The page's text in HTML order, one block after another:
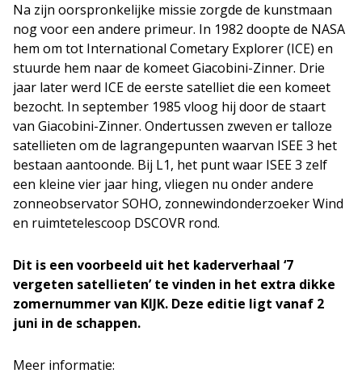
Na zijn oorspronkelijke missie zorgde de kunstmaan
nog voor een andere primeur. In 1982 doopte de NASA
hem om tot International Cometary Explorer (ICE) en
stuurde hem naar de komeet Giacobini-Zinner. Drie
jaar later werd ICE de eerste satelliet die een komeet
bezocht. In september 1985 vloog hij door de staart
van Giacobini-Zinner. Ondertussen zweven er talloze
satellieten om de lagrangepunten waarvan ISEE 3 het
bestaan aantoonde. Bij L1, het punt waar ISEE 3 zelf
een kleine vier jaar hing, vliegen nu onder andere
zonneobservator SOHO, zonnewindonderzoeker Wind
en ruimtetelescoop DSCOVR rond.
Dit is een voorbeeld uit het kaderverhaal ‘7
vergeten satellieten’ te vinden in het extra dikke
zomernummer van KIJK. Deze editie ligt vanaf 2
juni in de schappen.
Meer informatie: